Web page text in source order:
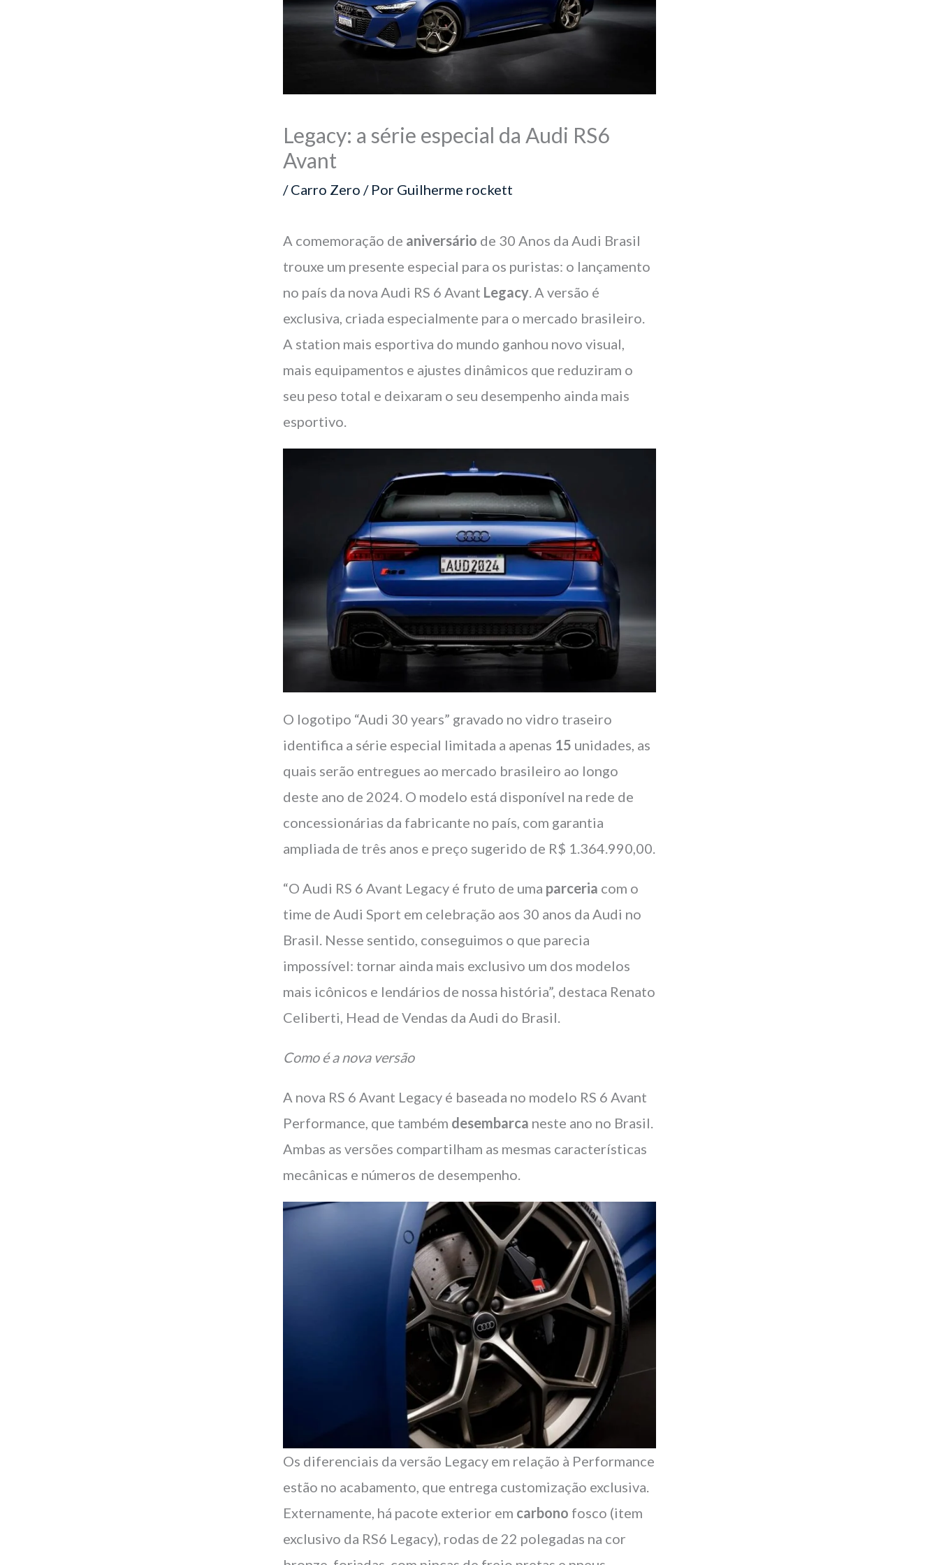
Legacy: a série especial da Audi RS6
Avant
/Carro Zero / Por Guilherme rockett
A comemoração de aniversário de 30 Anos da Audi Brasil
trouxe um presente especial para os puristas: o lançamento
no país da nova Audi RS 6 Avant Legacy . A versão é
exclusiva, criada especialmente para o mercado brasileiro.
A station mais esportiva do mundo ganhou novo visual,
mais equipamentos e ajustes dinâmicos que reduziram o
seu peso total e deixaram o seu desempenho ainda mais
esportivo.
O logotipo “Audi 30 years” gravado no vidro traseiro
identifica a série especial limitada a apenas 15 unidades, as
quais serão entregues ao mercado brasileiro ao longo
deste ano de 2024. O modelo está disponível na rede de
concessionárias da fabricante no país, com garantia
ampliada de três anos e preço sugerido de R$ 1.364.990,00.
“O Audi RS 6 Avant Legacy é fruto de uma parceria com o
time de Audi Sport em celebração aos 30 anos da Audi no
Brasil. Nesse sentido, conseguimos o que parecia
impossível: tornar ainda mais exclusivo um dos modelos
mais icônicos e lendários de nossa história”, destaca Renato
Celiberti, Head de Vendas da Audi do Brasil.
Como é a nova versão
A nova RS 6 Avant Legacy é baseada no modelo RS 6 Avant
Performance, que também desembarca neste ano no Brasil.
Ambas as versões compartilham as mesmas características
mecânicas e números de desempenho.
Os diferenciais da versão Legacy em relação à Performance
estão no acabamento, que entrega customização exclusiva.
Externamente, há pacote exterior em carbono fosco (item
exclusivo da RS6 Legacy), rodas de 22 polegadas na cor